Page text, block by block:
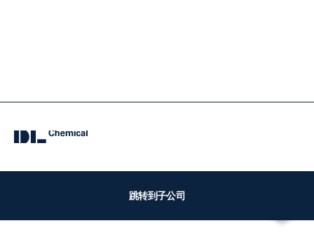
跳转到子公司